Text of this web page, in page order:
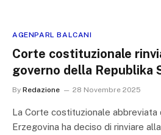
AGENPARL BALCANI
Corte costituzionale
governo della Republika
By Redazione 28 Novembre 2025
La Corte costituzionale abbreviata
Erzegovina ha deciso di rinviare